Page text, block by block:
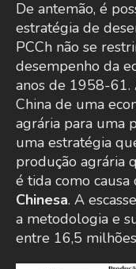
De antemão, é
estratégia de
PCCh não se
desempenho da
anos de 1958-61.
China de uma
agrária para uma
uma estratégia
produção agrária
é tida como causa
Chinesa. A
a metodologia e
entre 16,5